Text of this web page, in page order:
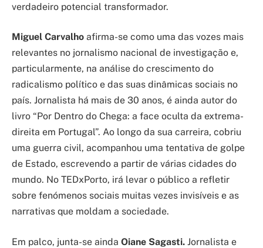
verdadeiro potencial transformador.
Miguel Carvalho afirma-se como uma das vozes mais
relevantes no jornalismo nacional de investigação e,
particularmente, na análise do crescimento do
radicalismo político e das suas dinâmicas sociais no
país. Jornalista há mais de 30 anos, é ainda autor do
livro “Por Dentro do Chega: a face oculta da extrema-
direita em Portugal”. Ao longo da sua carreira, cobriu
uma guerra civil, acompanhou uma tentativa de golpe
de Estado, escrevendo a partir de várias cidades do
mundo. No TEDxPorto, irá levar o público a refletir
sobre fenómenos sociais muitas vezes invisíveis e as
narrativas que moldam a sociedade.
Em palco, junta-se ainda Oiane Sagasti. Jornalista e